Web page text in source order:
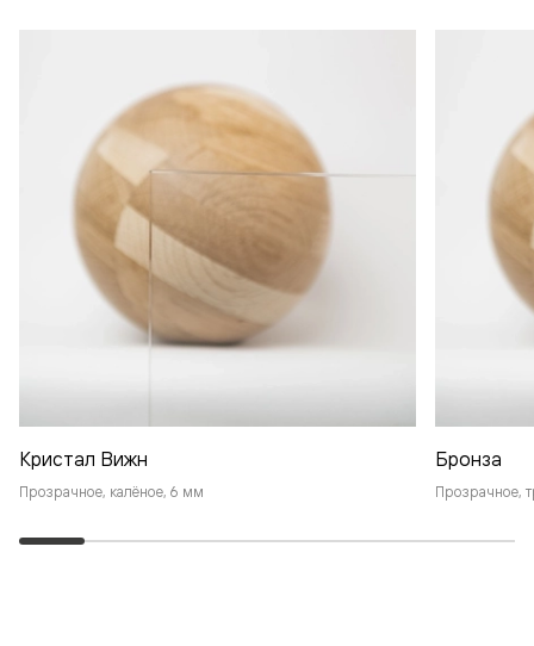
Кристал Вижн
Прозрачное, калёное, 6 мм
Бронза
Прозрачное,